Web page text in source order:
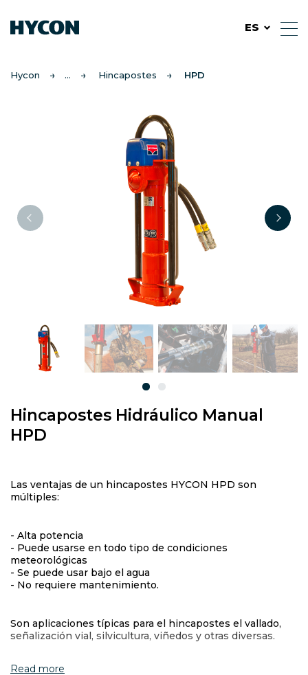
ES
Hycon Hincapostes HPD
Hincapostes Hidráulico Manual
HPD
Las ventajas de un hincapostes HYCON HPD son
múltiples:
- Alta potencia
- Puede usarse en todo tipo de condiciones
meteorológicas
- Se puede usar bajo el agua
- No requiere mantenimiento.
Son aplicaciones típicas para el hincapostes el vallado,
señalización vial, silvicultura, viñedos y otras diversas.
Read more